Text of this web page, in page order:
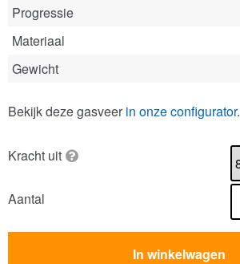
Progressie
Materiaal
Gewicht
Bekijk deze gasveer in onze configurator.
Kracht uit
Aantal
In winkelwagen